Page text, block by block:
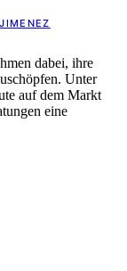
dabei, ihre
Unter
auf dem Markt
eine